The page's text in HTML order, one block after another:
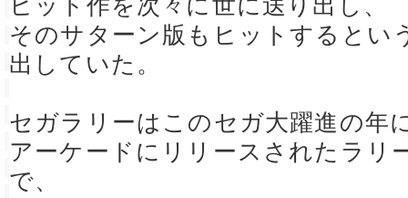
そのサターン版もヒットするとい
出していた。
セガラリーはこのセガ大躍進の年
アーケードにリリースされたラリ
で、